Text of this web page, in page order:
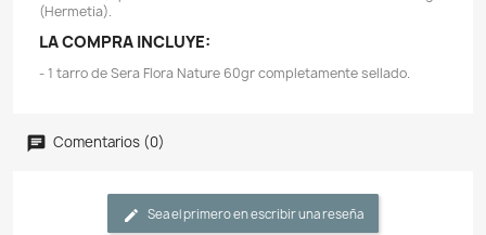
Descripción
CARACTERÍSTICAS:
ornamentales herbívoros, que se alimentan en la
- Gracias a los ingredientes naturales, ricos en
espirulina con alto contenido de carotenoides, el